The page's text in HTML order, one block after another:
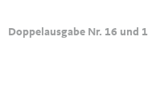
Doppelausgabe Nr. 16 und